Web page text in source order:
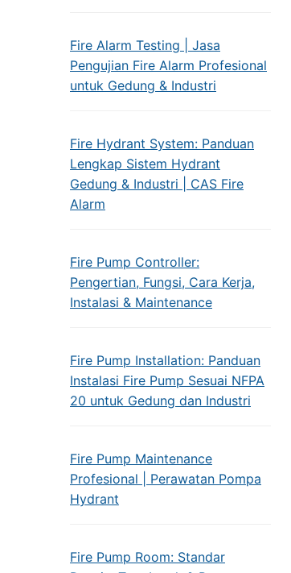
Fire Alarm Testing | Jasa
Pengujian Fire Alarm Profesional
untuk Gedung & Industri
Fire Hydrant System: Panduan
Lengkap Sistem Hydrant
Gedung & Industri | CAS Fire
Alarm
Fire Pump Controller:
Pengertian, Fungsi, Cara Kerja,
Instalasi & Maintenance
Fire Pump Installation: Panduan
Instalasi Fire Pump Sesuai NFPA
20 untuk Gedung dan Industri
Fire Pump Maintenance
Profesional | Perawatan Pompa
Hydrant
Fire Pump Room: Standar